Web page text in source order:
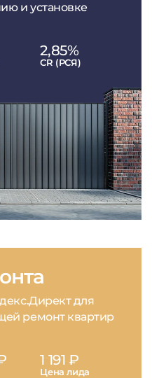
и установке
2,85%
CR (РСЯ)
для
ремонт квартир
1 191 ₽
Цена лида